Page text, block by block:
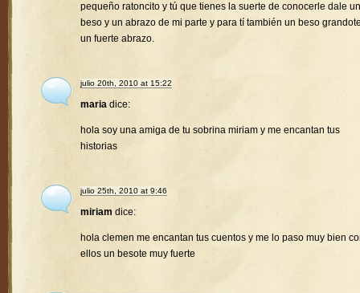
pequeño ratoncito y tú que tienes la suerte de conocerle dale un
beso y un abrazo de mi parte y para tí también un beso
un fuerte abrazo.
julio 20th, 2010 at 15:22
maria dice:
hola soy una amiga de tu sobrina miriam y me encantan tus
historias
julio 25th, 2010 at 9:46
miriam dice:
hola clemen me encantan tus cuentos y me lo paso muy bien
ellos un besote muy fuerte